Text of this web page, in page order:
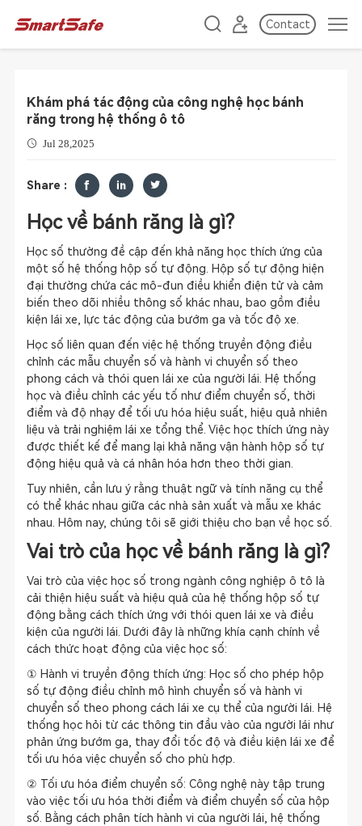
Contact
Khám phá tác động của công nghệ học bánh
răng trong hệ thống ô tô
Jul 28,2025
Share :
Học về bánh răng là gì?
Học số thường đề cập đến khả năng học thích ứng của
một số hệ thống hộp số tự động. Hộp số tự động hiện
đại thường chứa các mô-đun điều khiển điện tử và cảm
biến theo dõi nhiều thông số khác nhau, bao gồm điều
kiện lái xe, lực tác động của bướm ga và tốc độ xe.
Học số liên quan đến việc hệ thống truyền động điều
chỉnh các mẫu chuyển số và hành vi chuyển số theo
phong cách và thói quen lái xe của người lái. Hệ thống
học và điều chỉnh các yếu tố như điểm chuyển số, thời
điểm và độ nhạy để tối ưu hóa hiệu suất, hiệu quả nhiên
liệu và trải nghiệm lái xe tổng thể. Việc học thích ứng này
được thiết kế để mang lại khả năng vận hành hộp số tự
động hiệu quả và cá nhân hóa hơn theo thời gian.
Tuy nhiên, cần lưu ý rằng thuật ngữ và tính năng cụ thể
có thể khác nhau giữa các nhà sản xuất và mẫu xe khác
nhau. Hôm nay, chúng tôi sẽ giới thiệu cho bạn về học số.
Vai trò của học về bánh răng là gì?
Vai trò của việc học số trong ngành công nghiệp ô tô là
cải thiện hiệu suất và hiệu quả của hệ thống hộp số tự
động bằng cách thích ứng với thói quen lái xe và điều
kiện của người lái. Dưới đây là những khía cạnh chính về
cách thức hoạt động của việc học số:
① Hành vi truyền động thích ứng: Học số cho phép hộp
số tự động điều chỉnh mô hình chuyển số và hành vi
chuyển số theo phong cách lái xe cụ thể của người lái. Hệ
thống học hỏi từ các thông tin đầu vào của người lái như
phản ứng bướm ga, thay đổi tốc độ và điều kiện lái xe để
tối ưu hóa việc chuyển số cho phù hợp.
② Tối ưu hóa điểm chuyển số: Công nghệ này tập trung
vào việc tối ưu hóa thời điểm và điểm chuyển số của hộp
số. Bằng cách phân tích hành vi của người lái, hệ thống